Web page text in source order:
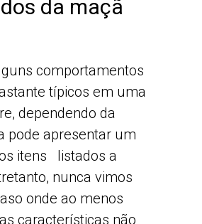
da maçã
comportamentos
típicos em uma
dependendo da
pode apresentar um
itens listados a
nunca vimos
onde ao menos
características não